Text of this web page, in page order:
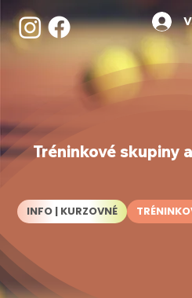
Tréninkové skupiny
INFO | KURZOVNÉ